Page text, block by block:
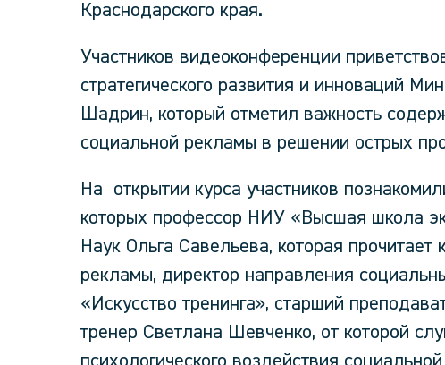
Краснодарского края.
Участников видеоконференции
стратегического развития и инноваций
Шадрин, который отметил важность
социальной рекламы в решении острых
На открытии курса участников
которых профессор НИУ «Высшая школа
Наук Ольга Савельева, которая прочитает
рекламы, директор направления
«Искусство тренинга», старший
тренер Светлана Шевченко, от которой